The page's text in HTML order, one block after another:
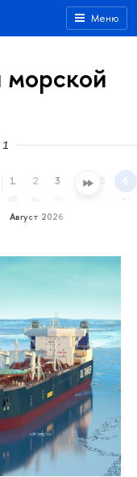
Меню
Август 2026
1
сб
2 3 4 5 6
чт